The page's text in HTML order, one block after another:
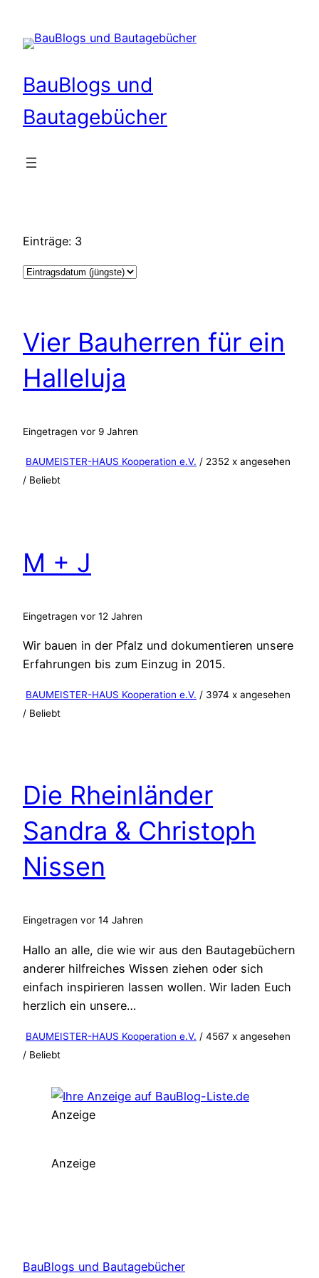
Inhalt
springen
BauBlogs und
Bautagebücher
Einträge: 3
Vier Bauherren für ein
Halleluja
Eingetragen vor 9 Jahren
BAUMEISTER-HAUS Kooperation e.V. / 2352 x angesehen
/ Beliebt
M + J
Eingetragen vor 12 Jahren
Wir bauen in der Pfalz und dokumentieren unsere
Erfahrungen bis zum Einzug in 2015.
BAUMEISTER-HAUS Kooperation e.V. / 3974 x angesehen
/ Beliebt
Die Rheinländer
Sandra & Christoph
Nissen
Eingetragen vor 14 Jahren
Hallo an alle, die wie wir aus den Bautagebüchern
anderer hilfreiches Wissen ziehen oder sich
einfach inspirieren lassen wollen. Wir laden Euch
herzlich ein unsere…
BAUMEISTER-HAUS Kooperation e.V. / 4567 x angesehen
/ Beliebt
Anzeige
Anzeige
BauBlogs und Bautagebücher